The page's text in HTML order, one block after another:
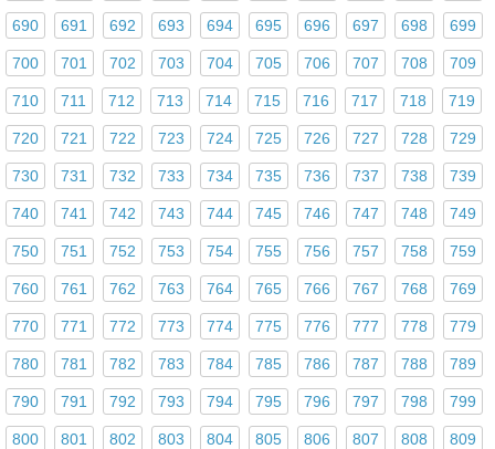
690 691 692 693 694 695 696 697 698 699
700 701 702 703 704 705 706 707 708 709
710 711 712 713 714 715 716 717 718 719
720 721 722 723 724 725 726 727 728 729
730 731 732 733 734 735 736 737 738 739
740 741 742 743 744 745 746 747 748 749
750 751 752 753 754 755 756 757 758 759
760 761 762 763 764 765 766 767 768 769
770 771 772 773 774 775 776 777 778 779
780 781 782 783 784 785 786 787 788 789
790 791 792 793 794 795 796 797 798 799
800 801 802 803 804 805 806 807 808 809